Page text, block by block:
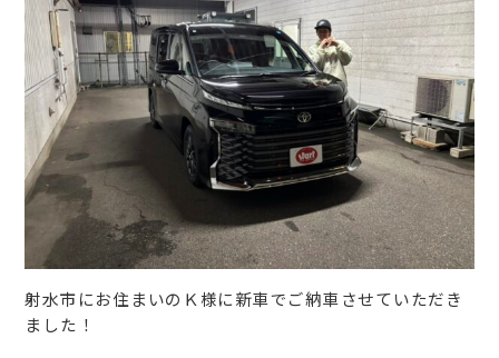
射水市にお住まいのＫ様に新車でご納車させていただき
ました！